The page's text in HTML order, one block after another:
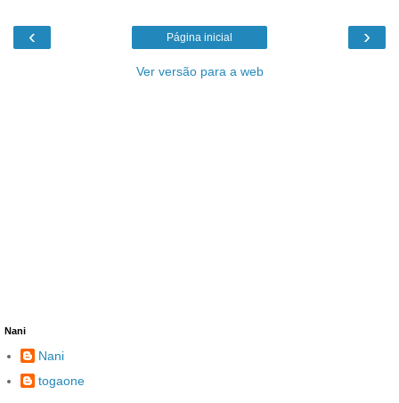
‹ ›
Página inicial
Ver versão para a web
Nani
Nani
togaone